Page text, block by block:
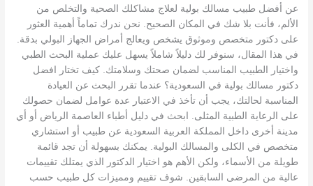
عن أفضل طبيب مسالك بولية لعلاج مشاكلك الصحية والتخلص من
الألم، فأنت بلا شك في المكان الصحيح. نحن ندرك تماماً أهمية العثور
على دكتور متخصص وموثوق يشخص ويعالج أمراض الجهاز البولي بدقة.
في هذا المقال، سنوفر لك دليلاً شاملاً يسهل عليك عملية البحث الطبي
واختيار الطبيب المناسب لضمان صحتك وسلامتك. كيف تختار افضل
دكتور مسالك بولية في السعودية؟ عندما تقرر البحث عن العيادة
المناسبة لحالتك، يجب أن تأخذ في الاعتبار عدة عوامل لضمان حصولك
على الرعاية الطبية المثلى. ابحث في دليل أطباء العاصمة الرياض أو أي
مدينة أخرى داخل المملكة العربية السعودية عن طبيب أو استشاري
متخصص في الكلى والمسالك البولية. يمكنك بسهولة أن تجد قائمة
طويلة من الأسماء، ولكن الأهم هو اختيار الدكتور الذي يمتلك تقييمات
عالية من المرضى السابقين. شوف تقييم ومميزات كل طبيب حسب